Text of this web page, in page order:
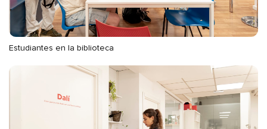
Estudiantes en la biblioteca